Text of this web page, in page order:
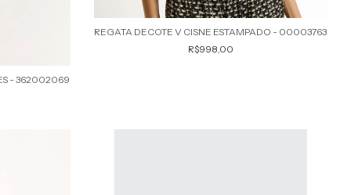
- 362002069
REGATA DECOTE V CISNE ESTAMPADO - 00003763
R$998,00